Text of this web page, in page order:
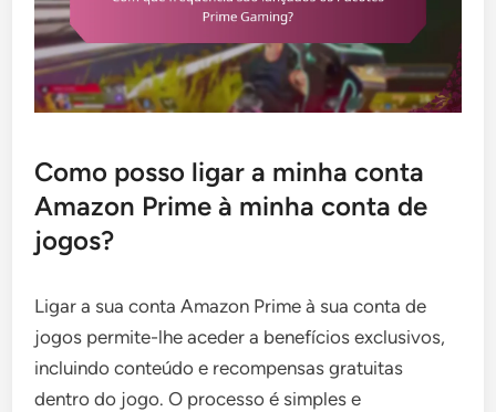
Como posso ligar a minha conta
Amazon Prime à minha conta de
jogos?
Ligar a sua conta Amazon Prime à sua conta de
jogos permite-lhe aceder a benefícios exclusivos,
incluindo conteúdo e recompensas gratuitas
dentro do jogo. O processo é simples e